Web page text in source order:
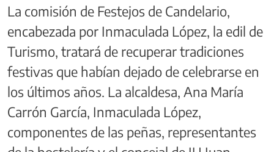
La comisión de Festejos de Candelario,
encabezada por Inmaculada López, la edil de
Turismo, tratará de recuperar tradiciones
festivas que habían dejado de celebrarse en
los últimos años. La alcaldesa, Ana María
Carrón García, Inmaculada López,
componentes de las peñas, representantes